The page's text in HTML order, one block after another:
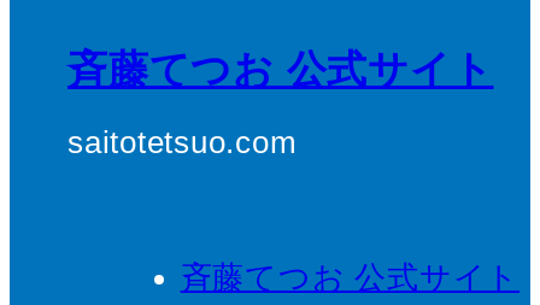
斉藤てつお 公式サイト
saitotetsuo.com
斉藤てつお 公式サイト